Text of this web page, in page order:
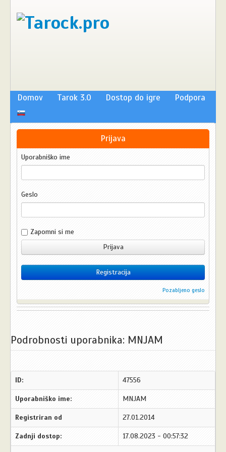
Domov Tarok 3.0 Dostop do igre Podpora
Prijava
Uporabniško ime
Geslo
Zapomni si me
Prijava
Registracija
Pozabljeno geslo
Podrobnosti uporabnika: MNJAM
ID: 47556
Uporabniško ime: MNJAM
Registriran od 27.01.2014
Zadnji dostop: 17.08.2023 - 00:57:32